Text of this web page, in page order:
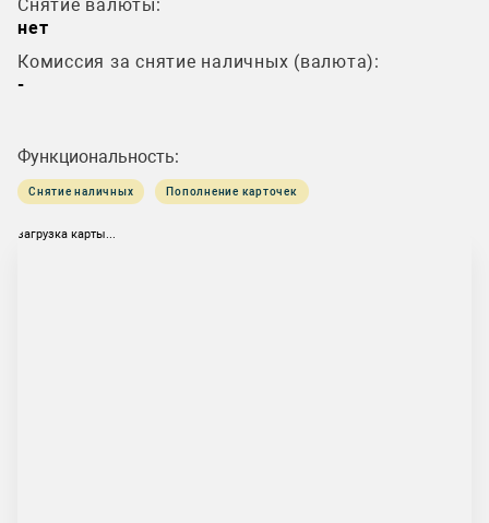
Снятие валюты:
нет
Комиссия за снятие наличных (валюта):
-
Функциональность:
Снятие наличных Пополнение карточек
загрузка карты...